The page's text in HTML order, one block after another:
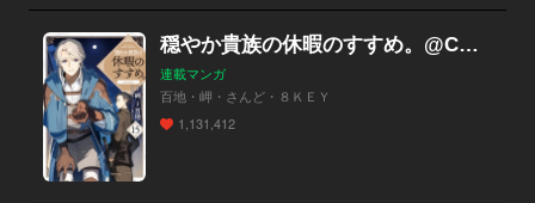
穏やか貴族の休暇のすすめ。@COMIC
連載マンガ
百地・岬・さんど・８ＫＥＹ
1,131,412